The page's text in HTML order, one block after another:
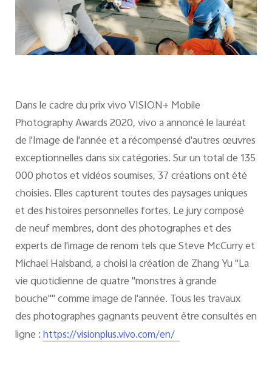
Dans le cadre du prix vivo VISION+ Mobile
Photography Awards 2020, vivo a annoncé le lauréat
de l'Image de l'année et a récompensé d'autres œuvres
exceptionnelles dans six catégories. Sur un total de 135
000 photos et vidéos soumises, 37 créations ont été
choisies. Elles capturent toutes des paysages uniques
et des histoires personnelles fortes. Le jury composé
de neuf membres, dont des photographes et des
experts de l'image de renom tels que Steve McCurry et
Michael Halsband, a choisi la création de Zhang Yu "La
vie quotidienne de quatre "monstres à grande
bouche"" comme image de l'année. Tous les travaux
des photographes gagnants peuvent être consultés en
ligne :https://visionplus.vivo.com/en/